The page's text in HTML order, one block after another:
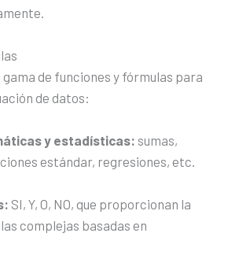
de funciones y fórmulas para
de datos:
y estadísticas: sumas,
estándar, regresiones, etc.
SI, Y, O, NO, que proporcionan la
complejas basadas en